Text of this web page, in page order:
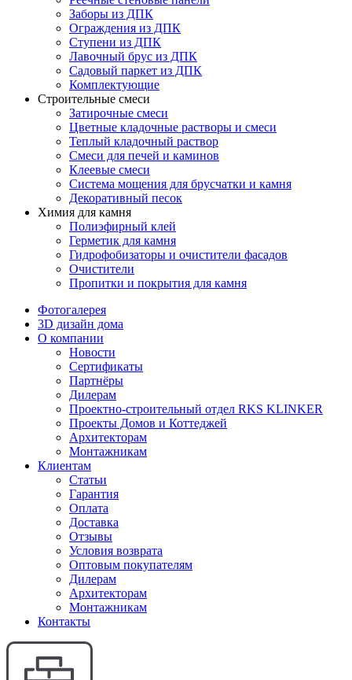
Заборы из ДПК
Ограждения из ДПК
Ступени из ДПК
Лавочный брус из ДПК
Садовый паркет из ДПК
Комплектующие
Строительные смеси
Затирочные смеси
Цветные кладочные растворы и смеси
Теплый кладочный раствор
Смеси для печей и каминов
Клеевые смеси
Система мощения для брусчатки и камня
Декоративный песок
Химия для камня
Полиэфирный клей
Герметик для камня
Гидрофобизаторы и очистители фасадов
Очистители
Пропитки и покрытия для камня
Фотогалерея
3D дизайн дома
О компании
Новости
Сертификаты
Партнёры
Дилерам
Проектно-строительный отдел RKS KLINKER
Проекты Домов и Коттеджей
Архитекторам
Монтажникам
Клиентам
Статьи
Гарантия
Оплата
Доставка
Отзывы
Условия возврата
Оптовым покупателям
Дилерам
Архитекторам
Монтажникам
Контакты